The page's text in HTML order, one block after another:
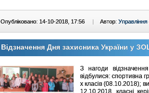
Опубліковано: 14-10-2018, 17:56 | Автор: Управління
Відзначення Дня захисника України у
З нагоди
відбулися: спортивна
х класів (08.10.2018);
12.10.2018, класні